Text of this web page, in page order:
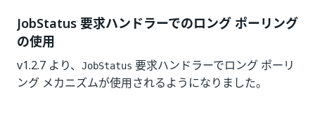
JobStatus 要求ハンドラーでのロング ポーリング
の使用
v1.2.7 より、 JobStatus 要求ハンドラーでロング ポーリ
ング メカニズムが使用されるようになりました。